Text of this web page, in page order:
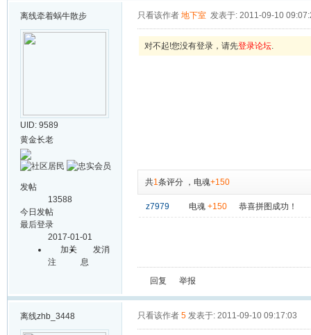
离线牵着蜗牛散步
UID: 9589
黄金长老
发帖
13588
今日发帖
最后登录
2017-01-01
加关
注
发消
息
只看该作者 地下室 发表于: 2011-09-10
对不起!您没有登录，请先登录论坛.
共1条评分 ， 电魂+150
z7979 电魂 +150 恭喜拼图成功！
回复 举报
离线zhb_3448 只看该作者 5 发表于: 2011-09-10 09:17:03